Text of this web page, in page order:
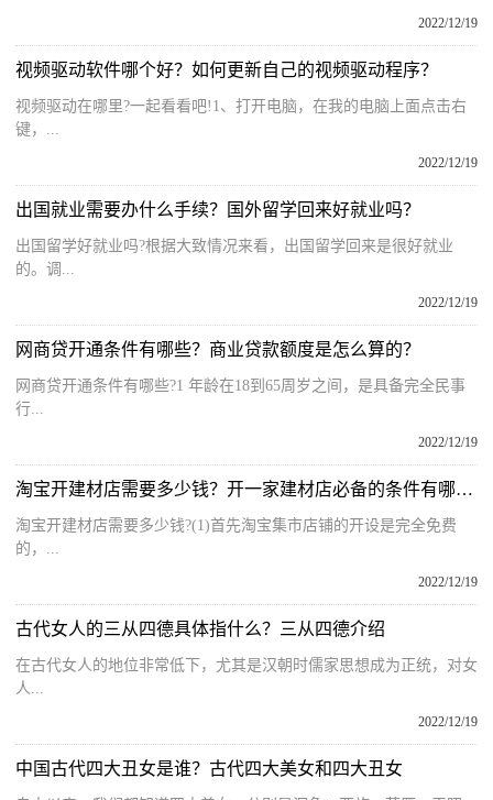
2022/12/19
视频驱动软件哪个好？如何更新自己的视频驱动程序？
视频驱动在哪里?一起看看吧!1、打开电脑，在我的电脑上面点击右
键，...
2022/12/19
出国就业需要办什么手续？国外留学回来好就业吗？
出国留学好就业吗?根据大致情况来看，出国留学回来是很好就业
的。调...
2022/12/19
网商贷开通条件有哪些？商业贷款额度是怎么算的？
网商贷开通条件有哪些?1 年龄在18到65周岁之间，是具备完全民事
行...
2022/12/19
淘宝开建材店需要多少钱？开一家建材店必备的条件有哪些？
淘宝开建材店需要多少钱?(1)首先淘宝集市店铺的开设是完全免费
的，...
2022/12/19
古代女人的三从四德具体指什么？三从四德介绍
在古代女人的地位非常低下，尤其是汉朝时儒家思想成为正统，对女
人...
2022/12/19
中国古代四大丑女是谁？古代四大美女和四大丑女